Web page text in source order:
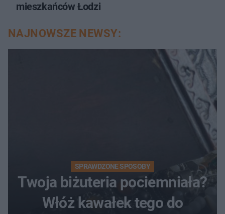
mieszkańców Łodzi
NAJNOWSZE NEWSY:
SPRAWDZONE SPOSOBY
Twoja biżuteria pociemniała?
Włóż kawałek tego do